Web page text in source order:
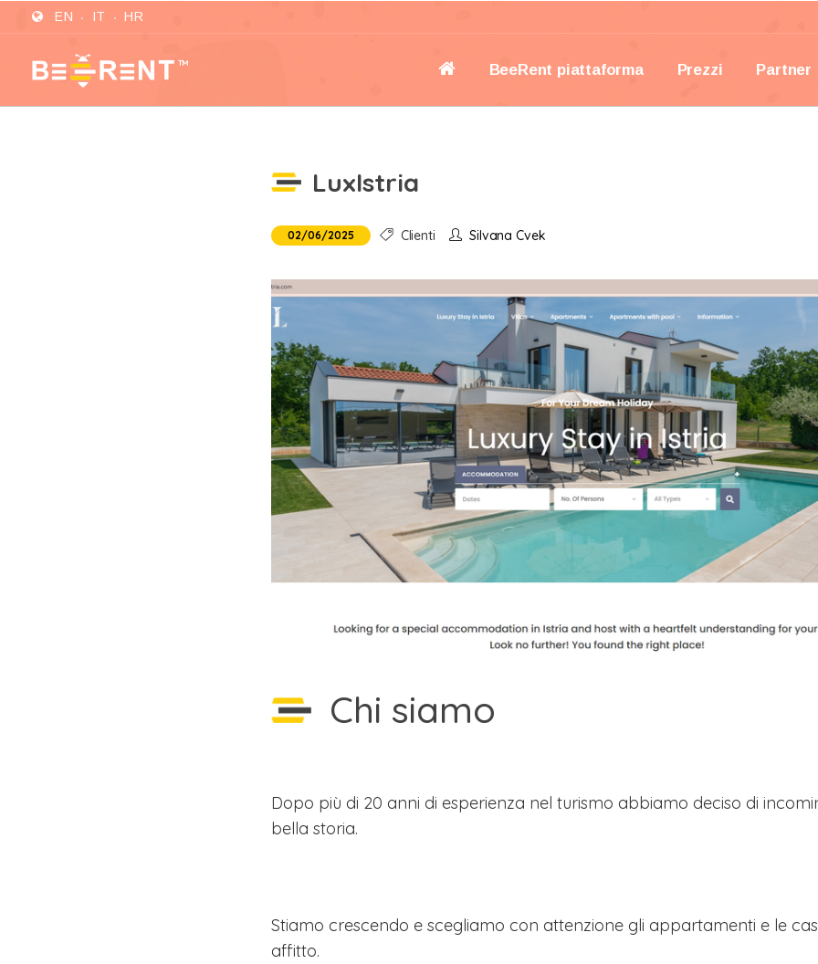
EN IT HR
BeeRent piattaforma Prezzi Partner
LuxIstria
02/06/2025 Clienti Silvana Cvek
Chi siamo
Dopo più di 20 anni di esperienza nel turismo abbiamo deciso di
bella storia.
Stiamo crescendo e scegliamo con attenzione gli appartamenti e le
affitto.